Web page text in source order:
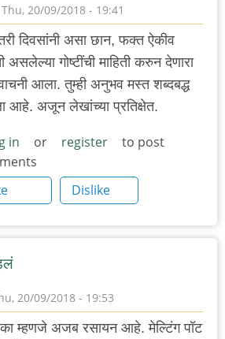
Thu, 20/09/2018 - 19:41
दिवसांनी असा छान, फक्त ऐकीव
असलेल्या गोष्टींची माहिती करुन देणारा
आला. तुम्ही अनुभव मस्त शब्दबद्ध
आहे. अजून लेखांच्या प्रतिक्षेत.
in or register
to post
Dislike
20/09/2018 - 19:53
म्हणजे अजब रसायन आहे. मेल्टिंग पॉट